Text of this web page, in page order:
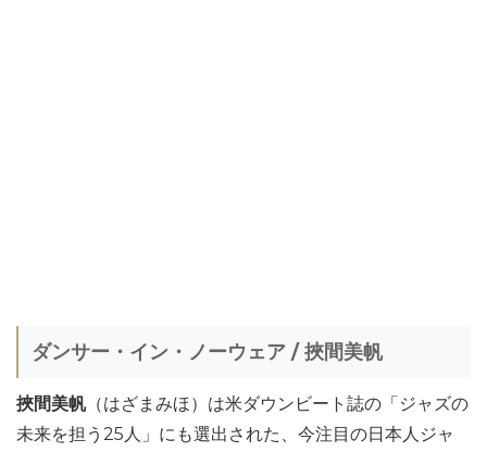
ダンサー・イン・ノーウェア / 挾間美帆
挾間美帆（はざまみほ）は米ダウンビート誌の「ジャズの
未来を担う25人」にも選出された、今注目の日本人ジャ